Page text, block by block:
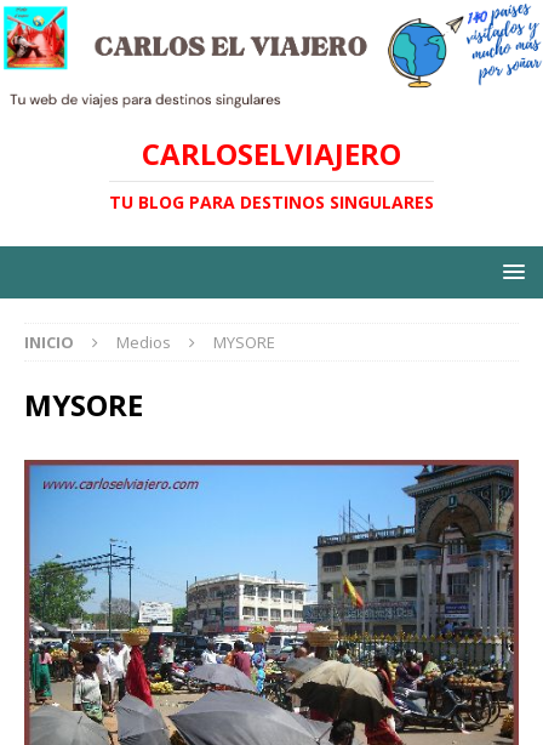
CARLOSELVIAJERO
TU BLOG PARA DESTINOS SINGULARES
INICIO Medios MYSORE
MYSORE